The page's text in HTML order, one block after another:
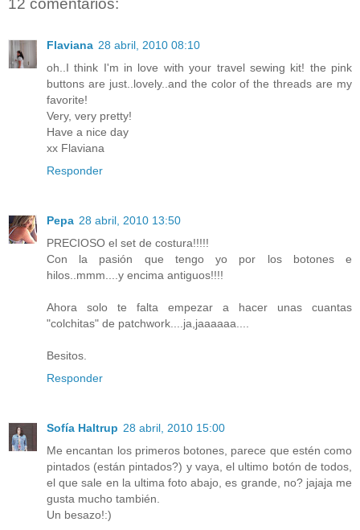
12 comentarios:
Flaviana 28 abril, 2010 08:10
oh..I think I'm in love with your travel sewing kit! the pink
buttons are just..lovely..and the color of the threads are my
favorite!
Very, very pretty!
Have a nice day
xx Flaviana
Responder
Pepa 28 abril, 2010 13:50
PRECIOSO el set de costura!!!!!
Con la pasión que tengo yo por los botones e
hilos..mmm....y encima antiguos!!!!
Ahora solo te falta empezar a hacer unas cuantas
"colchitas" de patchwork....ja,jaaaaaa....
Besitos.
Responder
Sofía Haltrup 28 abril, 2010 15:00
Me encantan los primeros botones, parece que estén como
pintados (están pintados?) y vaya, el ultimo botón de todos,
el que sale en la ultima foto abajo, es grande, no? jajaja me
gusta mucho también.
Un besazo!:)